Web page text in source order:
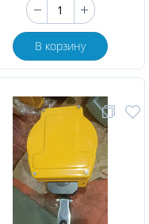
В корзину